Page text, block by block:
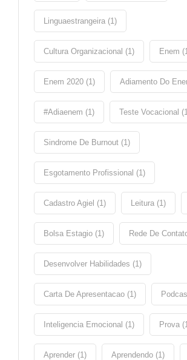
Linguaestrangeira (1)
Cultura Organizacional (1) Enem
Enem 2020 (1) Adiamento Do
#adiaenem (1) Teste Vocacional
Sindrome De Burnout (1)
Esgotamento Profissional (1)
Cadastro Agiel (1) Leitura (1)
Bolsa Estagio (1) Rede De
Desenvolver Habilidades (1)
Carta De Apresentacao (1)
Inteligencia Emocional (1) Prova
Aprender (1) Aprendendo (1)